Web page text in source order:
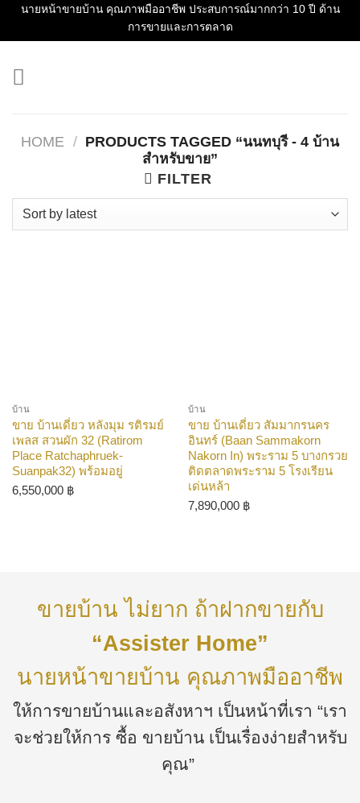
Skipนายหน้าขายบ้าน คุณภาพมืออาชีพ ประสบการณ์มากกว่า 10 ปี ด้าน
การขายและการตลาด
HOME / PRODUCTS TAGGED “นนทบุรี - 4 บ้าน
สำหรับขาย”
FILTER
บ้าน
ขาย บ้านเดี่ยว หลังมุม รติรมย์
เพลส สวนผัก 32 (Ratirom
Place Ratchaphruek-
Suanpak32) พร้อมอยู่
6,550,000 ฿
บ้าน
ขาย บ้านเดี่ยว สัมมากรนคร
อินทร์ (Baan Sammakorn
Nakorn In) พระราม 5 บางกรวย
ติดตลาดพระราม 5 โรงเรียน
เด่นหล้า
7,890,000 ฿
ขายบ้าน ไม่ยาก ถ้าฝากขายกับ
“Assister Home”
นายหน้าขายบ้าน คุณภาพมืออาชีพ
ให้การขายบ้านและอสังหาฯ เป็นหน้าที่เรา “เรา
จะช่วยให้การ ซื้อ ขายบ้าน เป็นเรื่องง่ายสำหรับ
คุณ”